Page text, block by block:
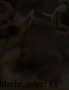
oder? Es